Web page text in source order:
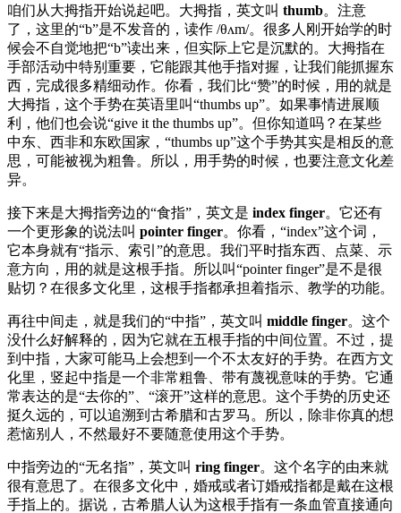
咱们从大拇指开始说起吧。大拇指，英文叫 thumb。注意
了，这里的“b”是不发音的，读作 /θʌm/。很多人刚开始学的时
候会不自觉地把“b”读出来，但实际上它是沉默的。大拇指在
手部活动中特别重要，它能跟其他手指对握，让我们能抓握东
西，完成很多精细动作。你看，我们比“赞”的时候，用的就是
大拇指，这个手势在英语里叫“thumbs up”。如果事情进展顺
利，他们也会说“give it the thumbs up”。但你知道吗？在某些
中东、西非和东欧国家，“thumbs up”这个手势其实是相反的意
思，可能被视为粗鲁。所以，用手势的时候，也要注意文化差
异。
接下来是大拇指旁边的“食指”，英文是 index finger。它还有
一个更形象的说法叫 pointer finger。你看，“index”这个词，
它本身就有“指示、索引”的意思。我们平时指东西、点菜、示
意方向，用的就是这根手指。所以叫“pointer finger”是不是很
贴切？在很多文化里，这根手指都承担着指示、教学的功能。
再往中间走，就是我们的“中指”，英文叫 middle finger。这个
没什么好解释的，因为它就在五根手指的中间位置。不过，提
到中指，大家可能马上会想到一个不太友好的手势。在西方文
化里，竖起中指是一个非常粗鲁、带有蔑视意味的手势。它通
常表达的是“去你的”、“滚开”这样的意思。这个手势的历史还
挺久远的，可以追溯到古希腊和古罗马。所以，除非你真的想
惹恼别人，不然最好不要随意使用这个手势。
中指旁边的“无名指”，英文叫 ring finger。这个名字的由来就
很有意思了。在很多文化中，婚戒或者订婚戒指都是戴在这根
手指上的。据说，古希腊人认为这根手指有一条血管直接通向